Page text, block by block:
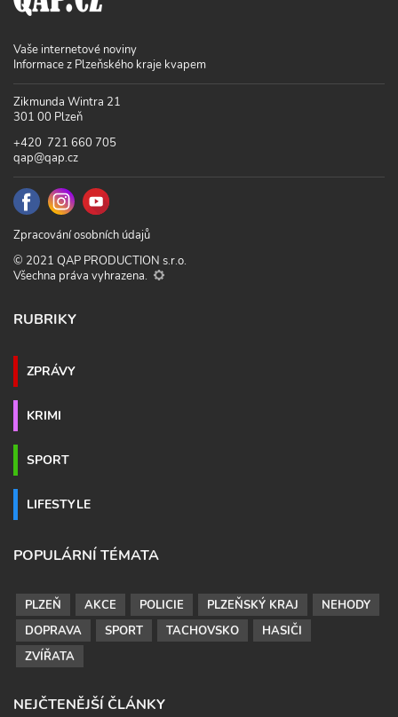
Vaše internetové noviny
Informace z Plzeňského kraje kvapem
Zikmunda Wintra 21
301 00 Plzeň
+420 721 660 705
qap@qap.cz
Zpracování osobních údajů
© 2021 QAP PRODUCTION s.r.o.
Všechna práva vyhrazena.
RUBRIKY
ZPRÁVY
KRIMI
SPORT
LIFESTYLE
POPULÁRNÍ TÉMATA
PLZEŇ AKCE POLICIE PLZEŇSKÝ KRAJ
NEHODY
DOPRAVA
SPORT TACHOVSKO
HASIČI
ZVÍŘATA
NEJČTENĚJŠÍ ČLÁNKY